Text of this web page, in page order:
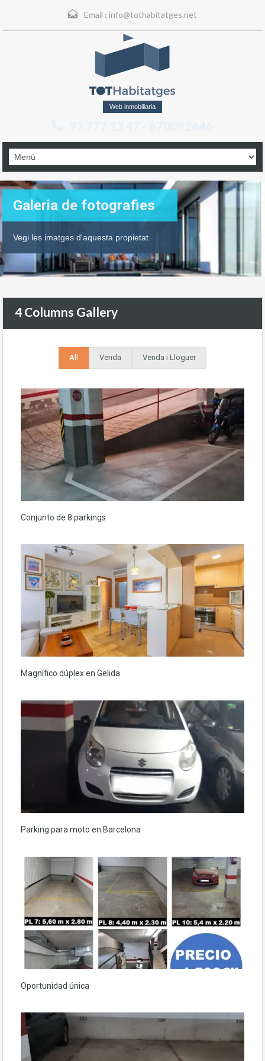
Email : info@tothabitatges.net
Web inmobiliaria
Galeria de fotografies
Vegi les imatges d'aquesta propietat
4 Columns Gallery
All Venda Venda i Lloguer
Conjunto de 8 parkings
Magnífico dúplex en Gelida
Parking para moto en Barcelona
Oportunidad única